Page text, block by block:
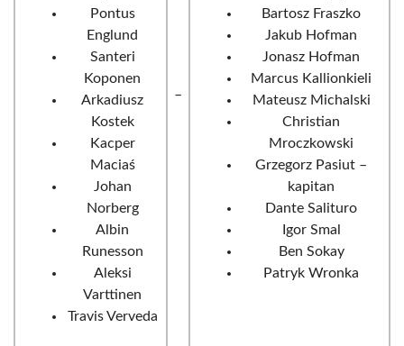
Pontus
Englund
Santeri
Koponen
Arkadiusz
Kostek
Kacper
Maciaś
Johan
Norberg
Albin
Runesson
Aleksi
Varttinen
Travis Verveda
Bartosz Fraszko
Jakub Hofman
Jonasz Hofman
Marcus Kallionkieli
Mateusz Michalski
Christian
Mroczkowski
Grzegorz Pasiut –
kapitan
Dante Salituro
Igor Smal
Ben Sokay
Patryk Wronka